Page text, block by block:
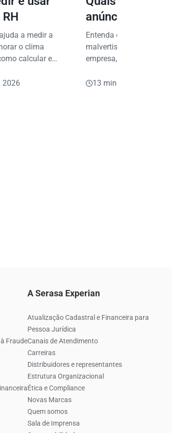
a medir a
o clima
calcular e
2026
anúncios falsos
proteger seu
Entenda os riscos de
malvertising e saiba
empresa, seus dados e
13 min leitura
Fraude
A Serasa Experian
Atualização Cadastral e Financeira para
Pessoa Jurídica
Canais de Atendimento
Carreiras
Distribuidores e representantes
Estrutura Organizacional
Ética e Compliance
Novas Marcas
Quem somos
Sala de Imprensa